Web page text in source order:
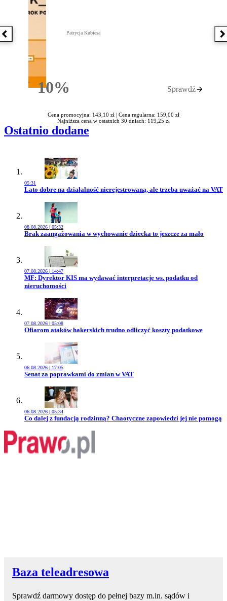
Poprzednia książka
10%Rabatu
Patrycja Kubiesa
Sprawdź
Cena promocyjna: 143,10 zł | Cena regularna: 159,00 zł
Najniższa cena w ostatnich 30 dniach: 119,25 zł
Ostatnio dodane
05:31
Przejdź do artykułu:
Lato dobre na działalność nierejestrowaną, ale trzeba uważać na VAT
08.08.2026 | 05:32
Przejdź do artykułu:
Brak zaangażowania w wychowanie dziecka to jeszcze za mało
07.08.2026 | 14:47
Przejdź do artykułu:
MF: Dyrektor KIS ma wydawać interpretacje ws. podatku od
nieruchomości
07.08.2026 | 05:08
Przejdź do artykułu:
Ofiarom ataków hakerskich trudno odliczyć koszty podatkowe
06.08.2026 | 17:05
Przejdź do artykułu:
Senat za poprawkami do zmian w VAT
06.08.2026 | 05:34
Przejdź do artykułu:
Co dalej z fundacją rodzinną? Chaotyczne zapowiedzi jej nie pomogą
Baza teleadresowa
Sprawdź darmowy dostęp do pełnej bazy m.in. sądów i